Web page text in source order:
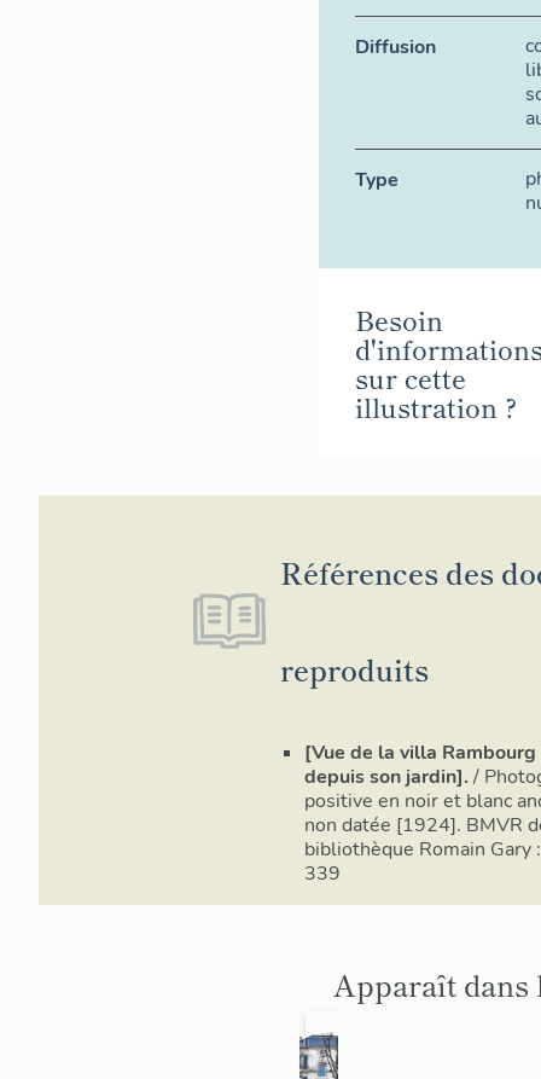
Diffusion
Type
Besoin
sur cette
illustration ?
Références des
reproduits
[Vue de la villa Rambourg
depuis son jardin]. /
positive en noir et blanc
non datée [1924]. BMVR
bibliothèque Romain Gary
339
Apparaît dans